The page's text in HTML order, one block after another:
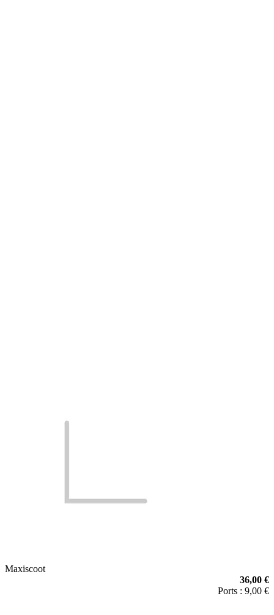
Maxiscoot
36,00 €
Ports : 9,00 €